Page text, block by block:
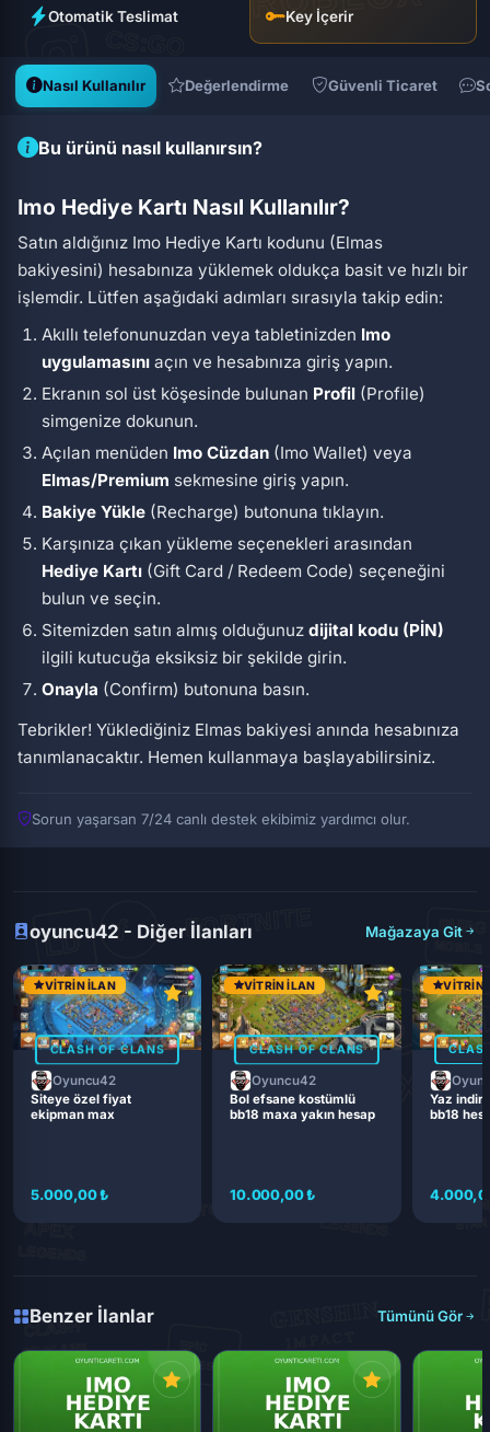
Otomatik Teslimat Key İçerir
Nasıl Kullanılır Değerlendirme Güvenli Ticaret
Bu ürünü nasıl kullanırsın?
Imo Hediye Kartı Nasıl Kullanılır?
Satın aldığınız Imo Hediye Kartı kodunu (Elmas
bakiyesini) hesabınıza yüklemek oldukça basit ve hızlı bir
işlemdir. Lütfen aşağıdaki adımları sırasıyla takip edin:
Akıllı telefonunuzdan veya tabletinizden Imo
uygulamasını açın ve hesabınıza giriş yapın.
Ekranın sol üst köşesinde bulunan Profil (Profile)
simgenize dokunun.
Açılan menüden Imo Cüzdan (Imo Wallet) veya
Elmas/Premium sekmesine giriş yapın.
Bakiye Yükle (Recharge) butonuna tıklayın.
Karşınıza çıkan yükleme seçenekleri arasından
Hediye Kartı (Gift Card / Redeem Code) seçeneğini
bulun ve seçin.
Sitemizden satın almış olduğunuzdijital kodu (PİN)
ilgili kutucuğa eksiksiz bir şekilde girin.
Onayla (Confirm) butonuna basın.
Tebrikler! Yüklediğiniz Elmas bakiyesi anında hesabınıza
tanımlanacaktır. Hemen kullanmaya başlayabilirsiniz.
Sorun yaşarsan 7/24 canlı destek ekibimiz yardımcı olur.
oyuncu42 - Diğer İlanları Mağazaya Git
VITRIN İLAN
CLASH OF CLANS
Oyuncu42
Siteye özel fiyat
ekipman max
5.000,00 ₺
VITRIN İLAN
CLASH OF CLANS
Oyuncu42
Bol efsane kostümlü
bb18 maxa yakın hesap
10.000,00 ₺
VITRIN
Yaz
bb18
Benzer İlanlar Tümünü Gör